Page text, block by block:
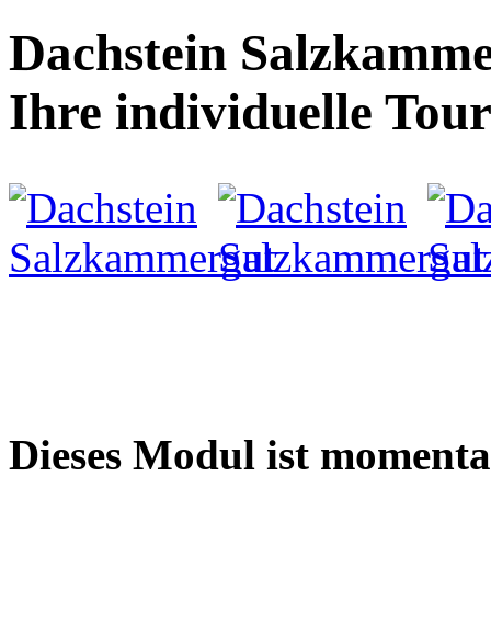
Dachstein
Ihre individuelle Tour
Dieses Modul ist